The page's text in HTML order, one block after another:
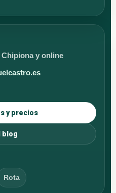
Chipiona y online
y precios
blog
Rota